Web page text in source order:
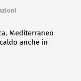
Mediterraneo
anche in